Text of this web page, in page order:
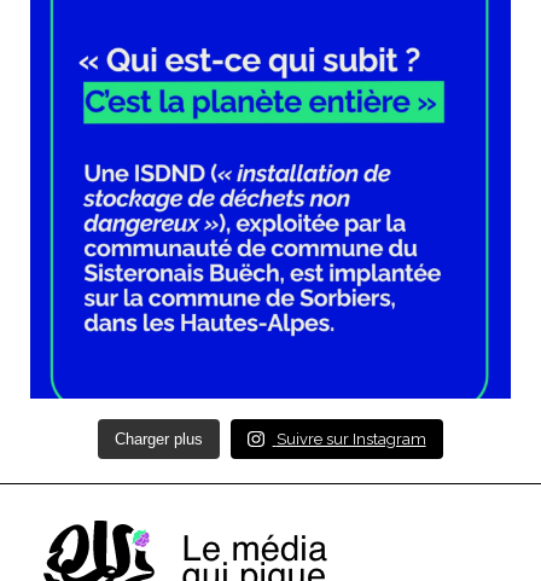
Charger plus Suivre sur Instagram